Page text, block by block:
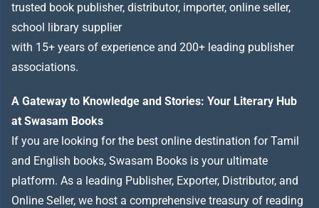
trusted book publisher, distributor, importer, online seller,
school library supplier
with 15+ years of experience and 200+ leading publisher
associations.
A Gateway to Knowledge and Stories: Your Literary Hub
at Swasam Books
If you are looking for the best online destination for Tamil
and English books, Swasam Books is your ultimate
platform. As a leading Publisher, Exporter, Distributor, and
Online Seller, we host a comprehensive treasury of reading